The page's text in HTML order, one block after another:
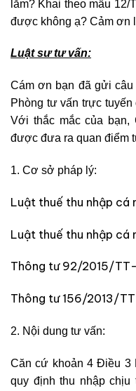
lắm? Khai theo mẫu
được không ạ? Cảm ơn
Luật sư tư vấn:
Cám ơn bạn đã gửi
Phòng tư vấn trực tuyến
Với thắc mắc của bạn,
được đưa ra quan điểm
1. Cơ sở pháp lý:
Luật thuế thu nhập cá
Luật thuế thu nhập cá
Thông tư 92/2015/
Thông tư 156/2013/
2. Nội dung tư vấn:
Căn cứ khoản 4 Điều 3
quy định thu nhập